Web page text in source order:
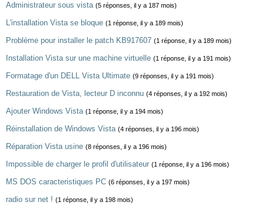
Administrateur sous vista (5 réponses, il y a 187 mois)
L'installation Vista se bloque (1 réponse, il y a 189 mois)
Problème pour installer le patch KB917607 (1 réponse, il y a 189 mois)
Installation Vista sur une machine virtuelle (1 réponse, il y a 191 mois)
Formatage d'un DELL Vista Ultimate (9 réponses, il y a 191 mois)
Restauration de Vista, lecteur D inconnu (4 réponses, il y a 192 mois)
Ajouter Windows Vista (1 réponse, il y a 194 mois)
Réinstallation de Windows Vista (4 réponses, il y a 196 mois)
Réparation Vista usine (8 réponses, il y a 196 mois)
Impossible de charger le profil d'utilisateur (1 réponse, il y a 196 mois)
MS DOS caracteristiques PC (6 réponses, il y a 197 mois)
radio sur net ! (1 réponse, il y a 198 mois)